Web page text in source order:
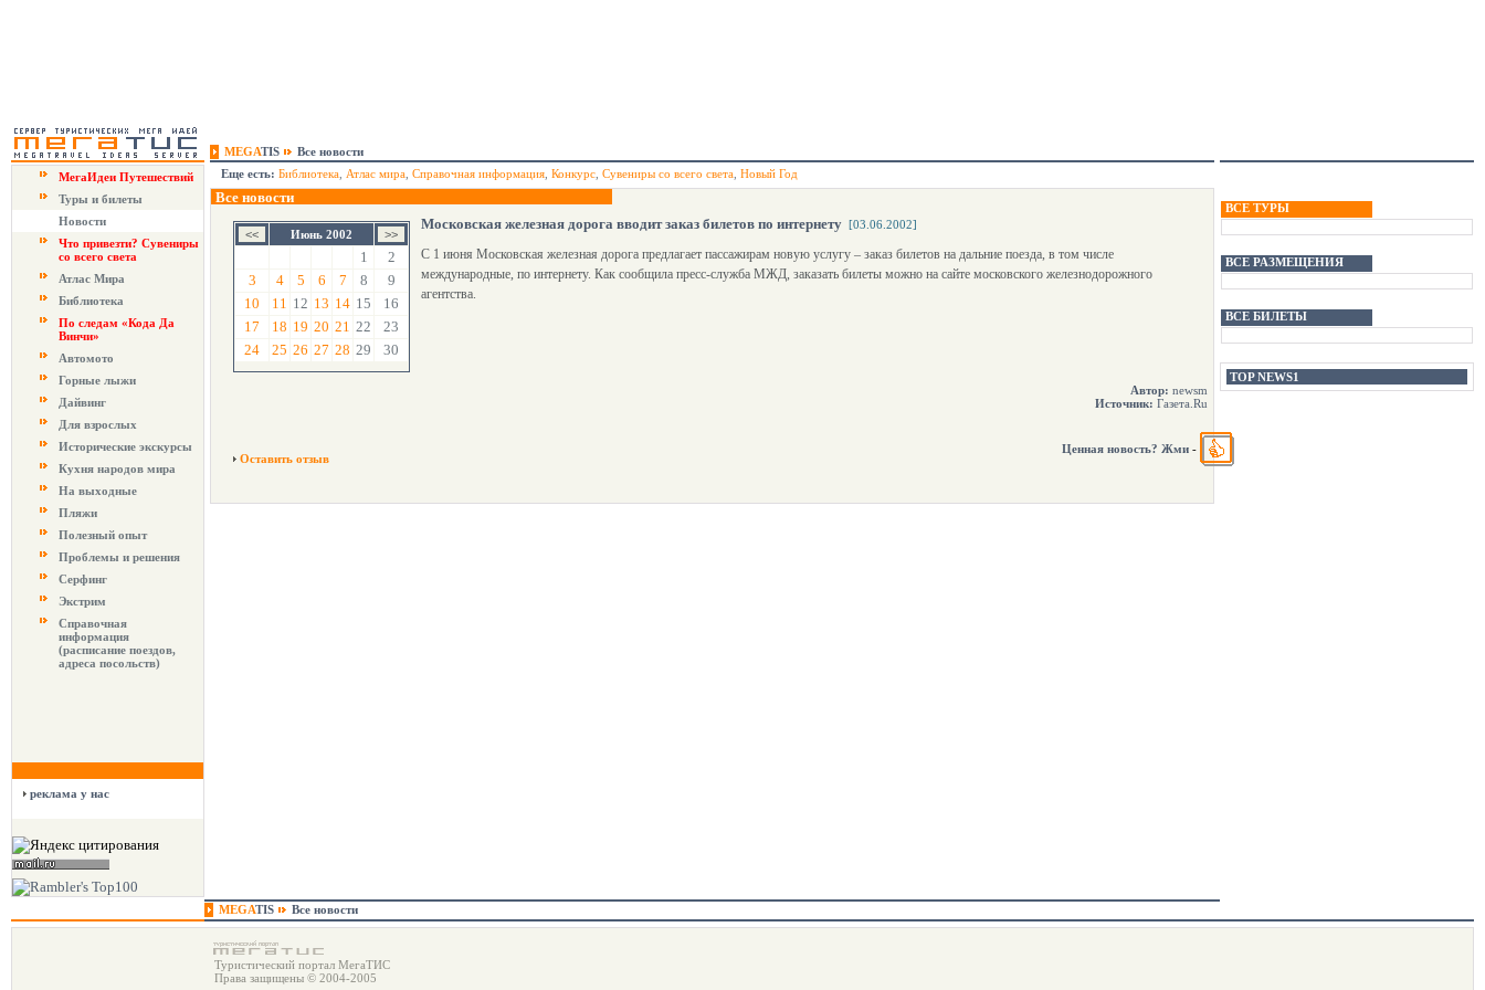
MEGATIS
Все новости
МегаИдеи Путешествий
Туры и билеты
Новости
Что привезти? Сувениры
со всего света
Атлас Мира
Библиотека
По следам «Кода Да
Винчи»
Автомото
Горные лыжи
Дайвинг
Для взрослых
Исторические экскурсы
Кухня народов мира
На выходные
Пляжи
Полезный опыт
Проблемы и решения
Серфинг
Экстрим
Справочная
информация
(расписание поездов,
адреса посольств)
реклама у нас
Еще есть: Библиотека Атлас мира Справочная информация Конкурс Сувениры со всего света Новый Год
Все новости
Июнь 2002
1
2
3
4 5 6 7 8
9
10
11 12 13 14 15
16
17
18 19 20 21 22
23
24
25 26 27 28 29 30
Московская железная дорога вводит заказ билетов по интернету [03.06.2002]
С 1 июня Московская железная дорога предлагает пассажирам новую услугу – заказ билетов на дальние поезда, в том числе
международные, по интернету. Как сообщила пресс-служба МЖД, заказать билеты можно на сайте московского железнодорожного
агентства.
Автор: newsm
Источник: Газета.Ru
Оставить отзыв
Ценная новость? Жми -
ВСЕ ТУРЫ
ВСЕ РАЗМЕЩЕНИЯ
ВСЕ БИЛЕТЫ
TOP NEWS1
MEGATIS Все новости
Туристический портал МегаТИС
Права защищены © 2004-2005